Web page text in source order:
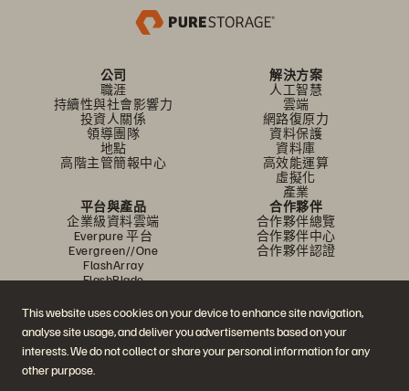
This website uses cookies on your device to enhance site navigation,
analyse site usage, and deliver you advertisements based on your
interests. We do not collect or share your personal information for any
other purpose.
公司
職涯
持續性與社會影響力
投資人關係
領導團隊
地點
高階主管簡報中心
解決方案
人工智慧
雲端
網路復原力
資料保護
資料庫
高效能運算
虛擬化
產業
平台與產品
企業級資料雲端
Everpure 平台
Evergreen//One
FlashArray
FlashBlade
即時企業級檔案
合作夥伴
合作夥伴總覽
合作夥伴中心
合作夥伴認證
資源
示範
活動和線上研討會
聯繫我們
業務連絡方式